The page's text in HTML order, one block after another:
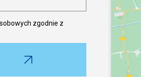
zgodnie z